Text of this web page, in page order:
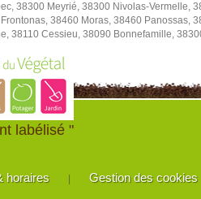
38300 Meyrié, 38300 Nivolas-Vermelle,
38460 Moras, 38460 Panossas,
38110 Cessieu, 38090 Bonnefamille,
labélisé "
horaires Gestion des cookies